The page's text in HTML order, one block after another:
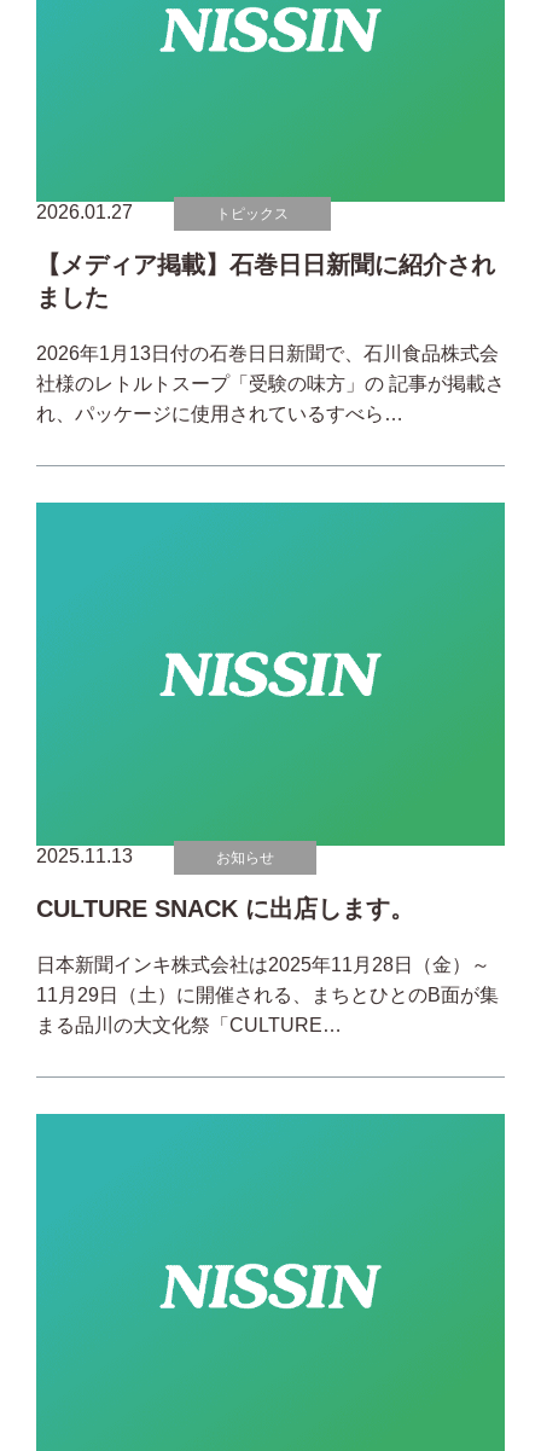
2026.01.27 トピックス
【メディア掲載】石巻日日新聞に紹介され
ました
2026年1月13日付の石巻日日新聞で、石川食品株式会
社様のレトルトスープ「受験の味方」の 記事が掲載さ
れ、パッケージに使用されているすべら…
2025.11.13 お知らせ
CULTURE SNACK に出店します。
日本新聞インキ株式会社は2025年11月28日（金）～
11月29日（土）に開催される、まちとひとのB面が集
まる品川の大文化祭「CULTURE…